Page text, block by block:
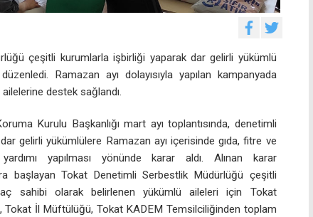
çeşitli kurumlarla işbirliği yaparak dar gelirli yükümlü
Ramazan ayı dolayısıyla yapılan kampanyada
destek sağlandı.
Kurulu Başkanlığı mart ayı toplantısında, denetimli
gelirli yükümlülere Ramazan ayı içerisinde gıda, fitre ve
yapılması yönünde karar aldı. Alınan karar
başlayan Tokat Denetimli Serbestlik Müdürlüğü çeşitli
sahibi olarak belirlenen yükümlü aileleri için Tokat
Tokat İl Müftülüğü, Tokat KADEM Temsilciliğinden toplam